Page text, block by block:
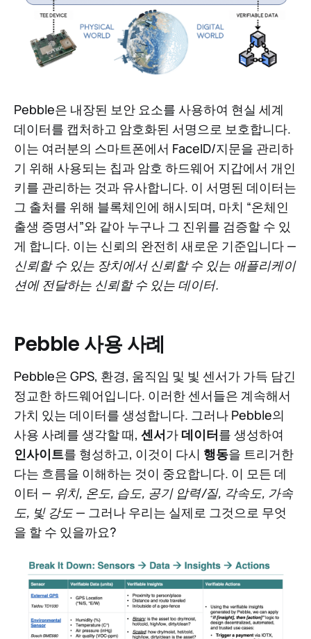
Pebble은 내장된 보안 요소를 사용하여 현실 세계
데이터를 캡처하고 암호화된 서명으로 보호합니다.
이는 여러분의 스마트폰에서 FaceID/지문을 관리하
기 위해 사용되는 칩과 암호 하드웨어 지갑에서 개인
키를 관리하는 것과 유사합니다. 이 서명된 데이터는
그 출처를 위해 블록체인에 해시되며, 마치 “온체인
출생 증명서”와 같아 누구나 그 진위를 검증할 수 있
게 합니다. 이는 신뢰의 완전히 새로운 기준입니다 —
신뢰할 수 있는 장치에서 신뢰할 수 있는 애플리케이
션에 전달하는 신뢰할 수 있는 데이터.
Pebble 사용 사례
Pebble은 GPS, 환경, 움직임 및 빛 센서가 가득 담긴
정교한 하드웨어입니다. 이러한 센서들은 계속해서
가치 있는 데이터를 생성합니다. 그러나 Pebble의
사용 사례를 생각할 때, 센서가 데이터를 생성하여
인사이트를 형성하고, 이것이 다시 행동을 트리거한
다는 흐름을 이해하는 것이 중요합니다. 이 모든 데
이터 — 위치, 온도, 습도, 공기 압력/질, 각속도, 가속
도, 빛 강도 — 그러나 우리는 실제로 그것으로 무엇
을 할 수 있을까요?